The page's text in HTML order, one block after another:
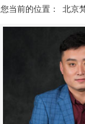
您当前的位置： 北京